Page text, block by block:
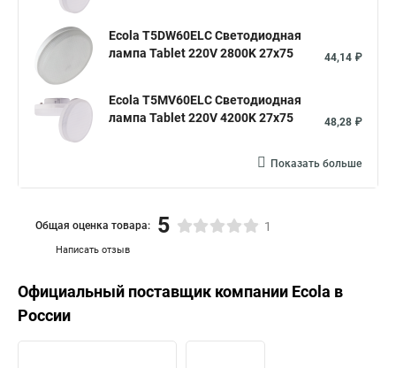
Ecola T5DW60ELC Светодиодная
лампа Tablet 220V 2800K 27x75
44,14 ₽
Ecola T5MV60ELC Светодиодная
лампа Tablet 220V 4200K 27x75
48,28 ₽
Показать больше
Написать отзыв
Общая оценка товара: 5 1
Официальный поставщик компании Ecola в
России